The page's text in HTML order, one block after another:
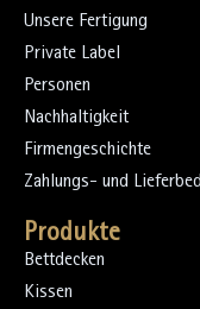
Unsere Fertigung
Private Label
Personen
Nachhaltigkeit
Firmengeschichte
Zahlungs- und
Produkte
Bettdecken
Kissen